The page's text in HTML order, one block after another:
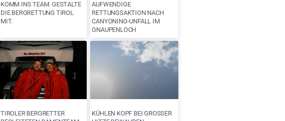
KOMM INS TEAM. GESTALTE
DIE BERGRETTUNG TIROL
MIT.
AUFWENDIGE
RETTUNGSAKTION NACH
CANYONING-UNFALL IM
GNAUPENLOCH
TIROLER BERGRETTER
KÜHLEN KOPF BEI GROSSER H